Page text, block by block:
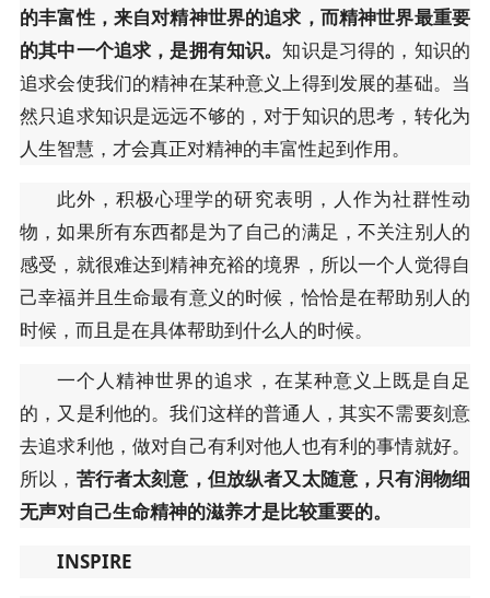
的丰富性，来自对精神世界的追求，而精神世界最重要
的其中一个追求，是拥有知识。知识是习得的，知识的
追求会使我们的精神在某种意义上得到发展的基础。当
然只追求知识是远远不够的，对于知识的思考，转化为
人生智慧，才会真正对精神的丰富性起到作用。
此外，积极心理学的研究表明，人作为社群性动
物，如果所有东西都是为了自己的满足，不关注别人的
感受，就很难达到精神充裕的境界，所以一个人觉得自
己幸福并且生命最有意义的时候，恰恰是在帮助别人的
时候，而且是在具体帮助到什么人的时候。
一个人精神世界的追求，在某种意义上既是自足
的，又是利他的。我们这样的普通人，其实不需要刻意
去追求利他，做对自己有利对他人也有利的事情就好。
所以， 苦行者太刻意，但放纵者又太随意，只有润物细
无声对自己生命精神的滋养才是比较重要的。
INSPIRE